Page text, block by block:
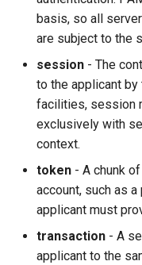
basis, so all
are subject to the
session - The
to the applicant by
facilities, session
exclusively with
context.
token - A chunk
account, such as
applicant must
transaction - A
applicant to the